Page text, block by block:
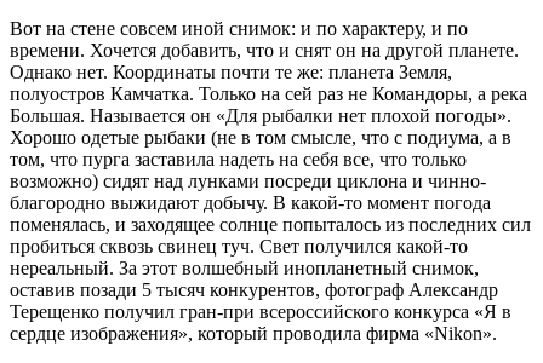
Вот на стене совсем иной снимок: и по характеру, и по
времени. Хочется добавить, что и снят он на другой планете.
Однако нет. Координаты почти те же: планета Земля,
полуостров Камчатка. Только на сей раз не Командоры, а река
Большая. Называется он «Для рыбалки нет плохой погоды».
Хорошо одетые рыбаки (не в том смысле, что с подиума, а в
том, что пурга заставила надеть на себя все, что только
возможно) сидят над лунками посреди циклона и чинно-
благородно выжидают добычу. В какой-то момент погода
поменялась, и заходящее солнце попыталось из последних сил
пробиться сквозь свинец туч. Свет получился какой-то
нереальный. За этот волшебный инопланетный снимок,
оставив позади 5 тысяч конкурентов, фотограф Александр
Терещенко получил гран-при всероссийского конкурса «Я в
сердце изображения», который проводила фирма «Nikon».